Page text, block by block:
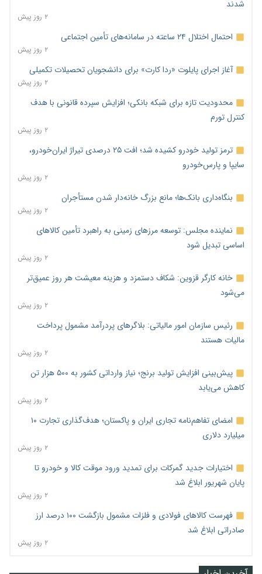
شدند
۲ روز پیش
احتمال اختلال ۲۴ ساعته در سامانه‌های تأمین اجتماعی
۲ روز پیش
آغاز اجرای پایلوت «ردا کارت» برای دانشجویان تحصیلات تکمیلی
۲ روز پیش
محدودیت تازه برای شبکه بانکی؛ افزایش سپرده قانونی با هدف
کنترل تورم
۲ روز پیش
ترمز تولید خودرو کشیده شد؛ افت ۲۵ درصدی تیراژ ایران‌خودرو،
سایپا و پارس‌خودرو
۲ روز پیش
بنگاه‌داری بانک‌ها؛ مانع بزرگ خانه‌دار شدن مستأجران
۲ روز پیش
نماینده مجلس: توسعه مرزهای زمینی به راهبرد تأمین کالاهای
اساسی تبدیل شود
۲ روز پیش
خانه کارگر قزوین: شکاف دستمزد و هزینه معیشت هر روز عمیق‌تر
می‌شود
۲ روز پیش
رئیس سازمان امور مالیاتی: بلاگرهای پردرآمد مشمول پرداخت
مالیات هستند
۲ روز پیش
پیش‌بینی افزایش تولید برنج؛ نیاز وارداتی کشور به ۵۰۰ هزار تن
کاهش می‌یابد
۲ روز پیش
امضای تفاهم‌نامه تجاری ایران و پاکستان؛ هدف‌گذاری تجارت ۱۰
میلیارد دلاری
۲ روز پیش
اختیارات جدید گمرکات برای تمدید ورود موقت کالا و خودرو تا
پایان شهریور ابلاغ شد
۲ روز پیش
فهرست کالاهای فولادی و فلزات مشمول بازگشت ۱۰۰ درصد ارز
صادراتی ابلاغ شد
۲ روز پیش